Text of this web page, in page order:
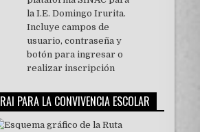
RAI PARA LA CONVIVENCIA ESCOLAR